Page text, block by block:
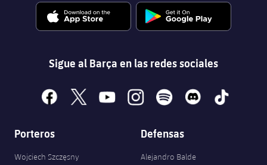
Sigue al Barça en las redes sociales
facebook
x youtubeinstagramspotify discord tiktok
Porteros
Wojciech Szczęsny
Defensas
Alejandro Balde